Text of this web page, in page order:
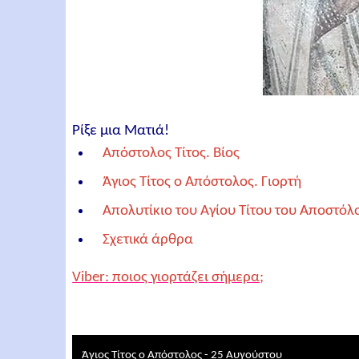
Ρίξε μια Ματιά!
Απόστολος Τίτος. Βίος
Άγιος Τίτος ο Απόστολος. Γιορτή
Απολυτίκιο του Αγίου Τίτου του
Σχετικά άρθρα
Viber: ποιος γιορτάζει σήμερα;
Άγιος Τίτος ο Απόστολος - 25 Αυγούστου